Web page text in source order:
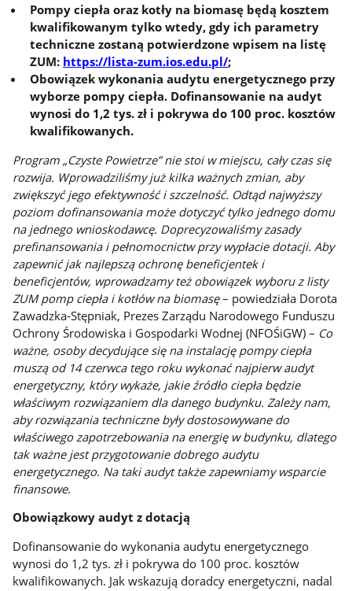
Pompy ciepła oraz kotły na biomasę będą kosztem
kwalifikowanym tylko wtedy, gdy ich parametry
techniczne zostaną potwierdzone wpisem na listę
ZUM: https://lista-zum.ios.edu.pl/;
Obowiązek wykonania audytu energetycznego przy
wyborze pompy ciepła. Dofinansowanie na audyt
wynosi do 1,2 tys. zł i pokrywa do 100 proc. kosztów
kwalifikowanych.
Program „Czyste Powietrze” nie stoi w miejscu, cały czas się
rozwija. Wprowadziliśmy już kilka ważnych zmian, aby
zwiększyć jego efektywność i szczelność. Odtąd najwyższy
poziom dofinansowania może dotyczyć tylko jednego domu
na jednego wnioskodawcę. Doprecyzowaliśmy zasady
prefinansowania i pełnomocnictw przy wypłacie dotacji. Aby
zapewnić jak najlepszą ochronę beneficjentek i
beneficjentów, wprowadzamy też obowiązek wyboru z listy
ZUM pomp ciepła i kotłów na biomasę– powiedziała Dorota
Zawadzka‐Stępniak, Prezes Zarządu Narodowego Funduszu
Ochrony Środowiska i Gospodarki Wodnej (NFOŚiGW) – Co
ważne, osoby decydujące się na instalację pompy ciepła
muszą od 14 czerwca tego roku wykonać najpierw audyt
energetyczny, który wykaże, jakie źródło ciepła będzie
właściwym rozwiązaniem dla danego budynku. Zależy nam,
aby rozwiązania techniczne były dostosowywane do
właściwego zapotrzebowania na energię w budynku, dlatego
tak ważne jest przygotowanie dobrego audytu
energetycznego. Na taki audyt także zapewniamy wsparcie
finansowe.
Obowiązkowy audyt z dotacją
Dofinansowanie do wykonania audytu energetycznego
wynosi do 1,2 tys. zł i pokrywa do 100 proc. kosztów
kwalifikowanych. Jak wskazują doradcy energetyczni, nadal